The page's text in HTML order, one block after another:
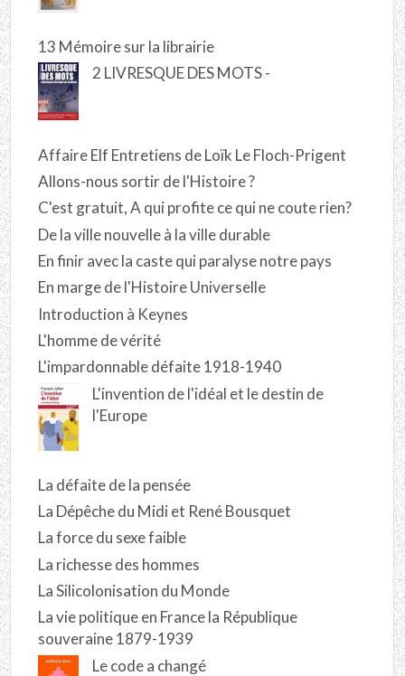
13 Mémoire sur la librairie
2 LIVRESQUE DES MOTS -
Affaire Elf Entretiens de Loïk Le Floch-Prigent
Allons-nous sortir de l'Histoire ?
C'est gratuit, A qui profite ce qui ne coute rien?
De la ville nouvelle à la ville durable
En finir avec la caste qui paralyse notre pays
En marge de l'Histoire Universelle
Introduction à Keynes
L'homme de vérité
L'impardonnable défaite 1918-1940
L'invention de l'idéal et le destin de
l'Europe
La défaite de la pensée
La Dépêche du Midi et René Bousquet
La force du sexe faible
La richesse des hommes
La Silicolonisation du Monde
La vie politique en France la République
souveraine 1879-1939
Le code a changé